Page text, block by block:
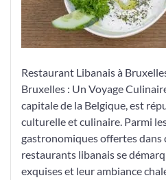
Bruxelles
Restaurant Libanais à
Bruxelles : Un Voyage
capitale de la Belgique, est
culturelle et culinaire. Parmi
gastronomiques offertes dans
restaurants libanais se
exquises et leur ambiance